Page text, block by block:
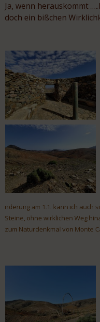
Ja, wenn herauskommt
doch ein bißchen
nderung am 1.1. kann ich auch
Steine, ohne wirklichen Weg
zum Naturdenkmal von Monte